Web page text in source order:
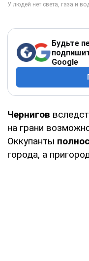
Будьте
Google
Чернигов
на грани
Оккупанты
города, а